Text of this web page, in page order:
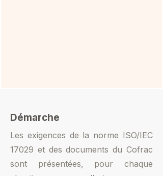
Démarche
Les exigences de la norme ISO/IEC
17029 et des documents du Cofrac
sont présentées, pour chaque